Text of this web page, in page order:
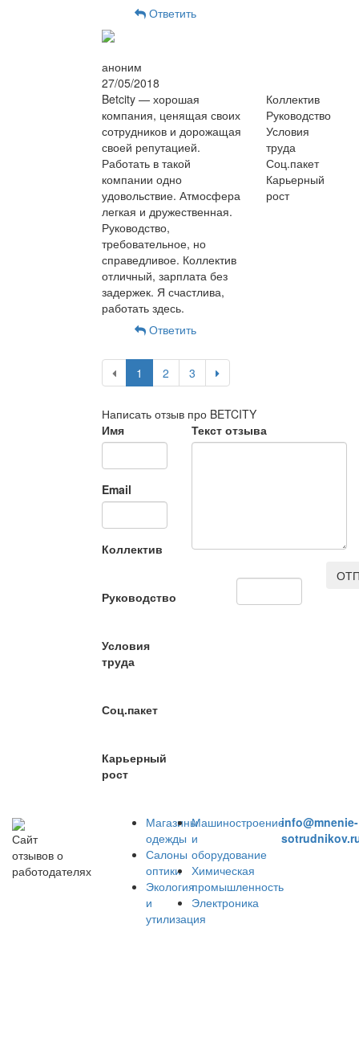
Ответить
аноним
27/05/2018
Betcity — хорошая
компания, ценящая своих
сотрудников и дорожащая
своей репутацией.
Работать в такой
компании одно
удовольствие. Атмосфера
легкая и дружественная.
Руководство,
требовательное, но
справедливое. Коллектив
отличный, зарплата без
задержек. Я счастлива,
работать здесь.
Коллектив
Руководство
Условия
труда
Соц.пакет
Карьерный
рост
Ответить
1 2 3
Написать отзыв про BETCITY
Имя
Email
Коллектив
Руководство
Условия
труда
Соц.пакет
Карьерный
рост
Текст отзыва
Сайт
отзывов о
работодателях
Магазины
одежды
Салоны
оптики
Экология
и
утилизация
Машиностроение
и
оборудование
Химическая
промышленность
Электроника
info@mnenie-